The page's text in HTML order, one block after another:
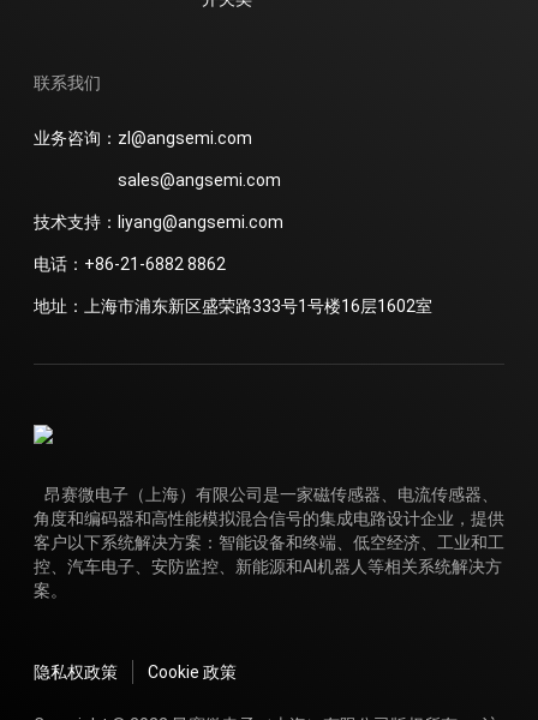
联系我们
业务咨询：zl@angsemi.com
sales@angsemi.com
技术支持：liyang@angsemi.com
电话：+86-21-6882 8862
地址：上海市浦东新区盛荣路333号1号楼16层1602室
昂赛微电子（上海）有限公司是一家磁传感器、电流传感器、
角度和编码器和高性能模拟混合信号的集成电路设计企业，提供
客户以下系统解决方案：智能设备和终端、低空经济、工业和工
控、汽车电子、安防监控、新能源和AI机器人等相关系统解决方
案。
隐私权政策 Cookie 政策